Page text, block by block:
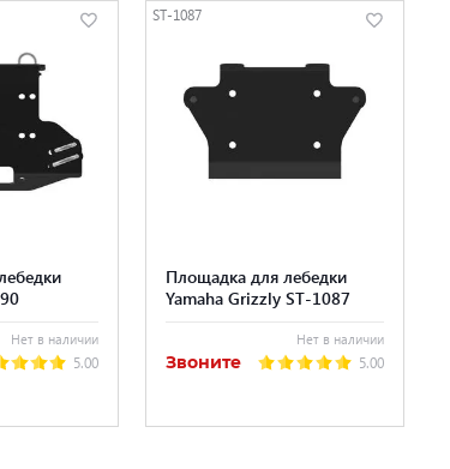
Нет в наличии
5.00
ST-1087
Площадка для лебедки
Yamaha Grizzly ST-1087
Нет в наличии
Звоните 5.00